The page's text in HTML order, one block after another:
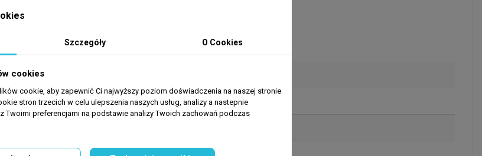
SunSun
20 mm
Szczegóły O Cookies
cookies
cookie, aby zapewnić Ci najwyższy poziom doświadczenia na naszej stronie
stron trzecich w celu ulepszenia naszych usług, analizy a nastepnie
Twoimi preferencjami na podstawie analizy Twoich zachowań podczas